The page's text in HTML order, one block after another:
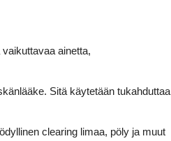
ainetta,
Sitä käytetään tukahduttaa
clearing limaa, pöly ja muut